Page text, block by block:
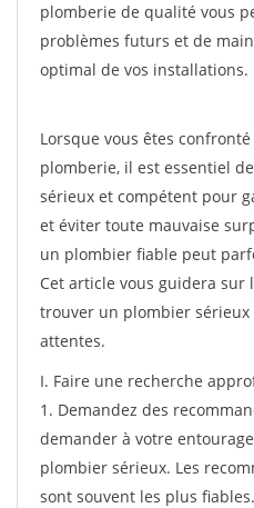
plomberie de qualité vous
problèmes futurs et de
optimal de vos installations.
Lorsque vous êtes
plomberie, il est essentiel
sérieux et compétent pour
et éviter toute mauvaise
un plombier fiable peut
Cet article vous guidera sur
trouver un plombier
attentes.
I. Faire une recherche
1. Demandez des
demander à votre
plombier sérieux. Les
sont souvent les plus fiables.